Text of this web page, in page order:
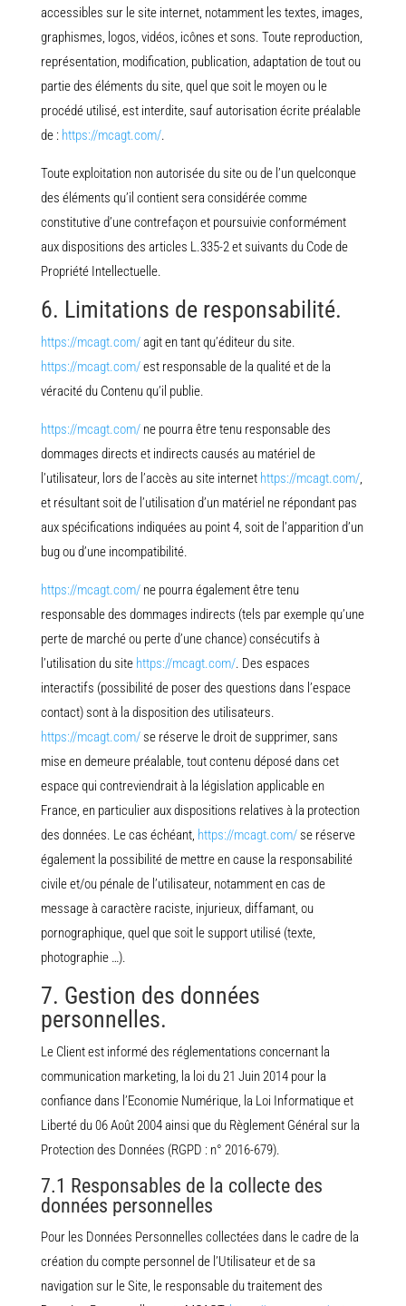
accessibles sur le site internet, notamment les textes, images,
graphismes, logos, vidéos, icônes et sons. Toute reproduction,
représentation, modification, publication, adaptation de tout ou
partie des éléments du site, quel que soit le moyen ou le
procédé utilisé, est interdite, sauf autorisation écrite préalable
de : https://mcagt.com/.
Toute exploitation non autorisée du site ou de l’un quelconque
des éléments qu’il contient sera considérée comme
constitutive d’une contrefaçon et poursuivie conformément
aux dispositions des articles L.335-2 et suivants du Code de
Propriété Intellectuelle.
6. Limitations de responsabilité.
https://mcagt.com/agit en tant qu’éditeur du site.
https://mcagt.com/est responsable de la qualité et de la
véracité du Contenu qu’il publie.
https://mcagt.com/ne pourra être tenu responsable des
dommages directs et indirects causés au matériel de
l’utilisateur, lors de l’accès au site internet https://mcagt.com/,
et résultant soit de l’utilisation d’un matériel ne répondant pas
aux spécifications indiquées au point 4, soit de l’apparition d’un
bug ou d’une incompatibilité.
https://mcagt.com/ne pourra également être tenu
responsable des dommages indirects (tels par exemple qu’une
perte de marché ou perte d’une chance) consécutifs à
l’utilisation du site https://mcagt.com/. Des espaces
interactifs (possibilité de poser des questions dans l’espace
contact) sont à la disposition des utilisateurs.
https://mcagt.com/se réserve le droit de supprimer, sans
mise en demeure préalable, tout contenu déposé dans cet
espace qui contreviendrait à la législation applicable en
France, en particulier aux dispositions relatives à la protection
des données. Le cas échéant, https://mcagt.com/se réserve
également la possibilité de mettre en cause la responsabilité
civile et/ou pénale de l’utilisateur, notamment en cas de
message à caractère raciste, injurieux, diffamant, ou
pornographique, quel que soit le support utilisé (texte,
photographie …).
7. Gestion des données
personnelles.
Le Client est informé des réglementations concernant la
communication marketing, la loi du 21 Juin 2014 pour la
confiance dans l’Economie Numérique, la Loi Informatique et
Liberté du 06 Août 2004 ainsi que du Règlement Général sur la
Protection des Données (RGPD : n° 2016-679).
7.1 Responsables de la collecte des
données personnelles
Pour les Données Personnelles collectées dans le cadre de la
création du compte personnel de l’Utilisateur et de sa
navigation sur le Site, le responsable du traitement des